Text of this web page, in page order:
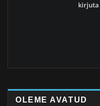
kirjuta
OLEME AVATUD